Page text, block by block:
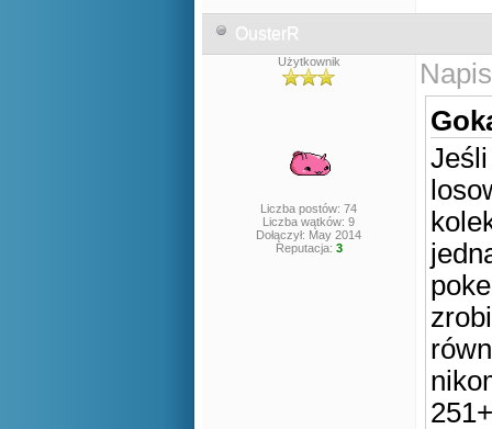
OusterR
Użytkownik
Liczba postów: 74
Liczba wątków: 9
Dołączył: May 2014
Reputacja: 3